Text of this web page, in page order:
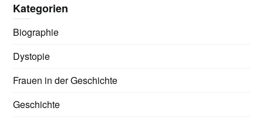
Kategorien
Biographie
Dystopie
Frauen in der Geschichte
Geschichte